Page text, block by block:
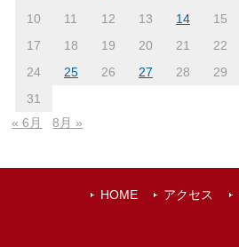
10
11 12 13 14 15
17
18 19 20 21 22
24
25 26 27 28 29
31
« 6月
8月 »
HOME アクセス